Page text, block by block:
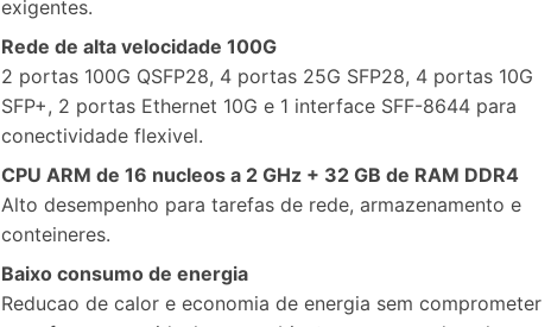
exigentes.
Rede de alta velocidade 100G
2 portas 100G QSFP28, 4 portas 25G SFP28, 4 portas 10G
SFP+, 2 portas Ethernet 10G e 1 interface SFF-8644 para
conectividade flexivel.
CPU ARM de 16 nucleos a 2 GHz + 32 GB de RAM DDR4
Alto desempenho para tarefas de rede, armazenamento e
conteineres.
Baixo consumo de energia
Reducao de calor e economia de energia sem comprometer